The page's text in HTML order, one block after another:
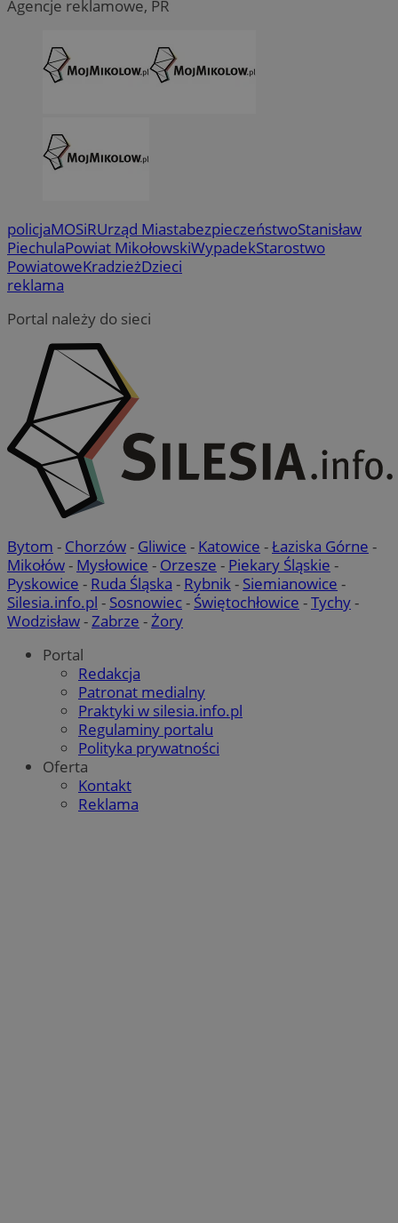
Agencje reklamowe, PR
policjaMOSiRUrząd MiastabezpieczeństwoStanisław
PiechulaPowiat MikołowskiWypadekStarostwo
PowiatoweKradzieżDzieci
reklama
Portal należy do sieci
Bytom - Chorzów- Gliwice - Katowice -Łaziska Górne -
Mikołów- Mysłowice - Orzesze - Piekary Śląskie -
Pyskowice - Ruda Śląska - Rybnik- Siemianowice -
Silesia.info.pl - Sosnowiec- Świętochłowice -Tychy-
Wodzisław-Zabrze -Żory
Portal
Redakcja
Patronat medialny
Praktyki w silesia.info.pl
Regulaminy portalu
Polityka prywatności
Oferta
Kontakt
Reklama